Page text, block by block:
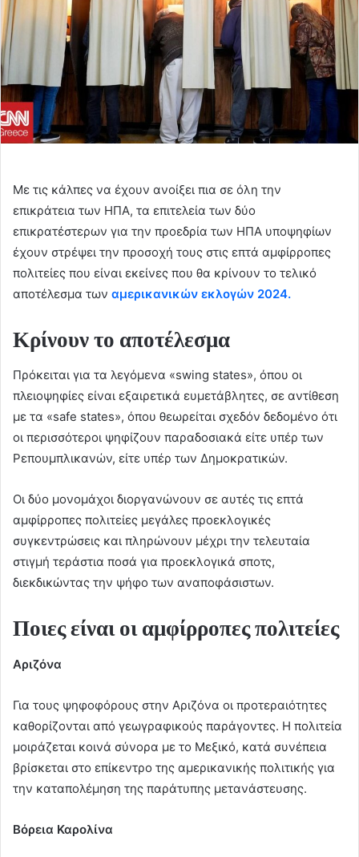
Με τις κάλπες να έχουν ανοίξει πια σε όλη την
επικράτεια των ΗΠΑ, τα επιτελεία των δύο
επικρατέστερων για την προεδρία των ΗΠΑ υποψηφίων
έχουν στρέψει την προσοχή τους στις επτά αμφίρροπες
πολιτείες που είναι εκείνες που θα κρίνουν το τελικό
αποτέλεσμα των αμερικανικών εκλογών 2024.
Κρίνουν το αποτέλεσμα
Πρόκειται για τα λεγόμενα «swing states», όπου οι
πλειοψηφίες είναι εξαιρετικά ευμετάβλητες, σε αντίθεση
με τα «safe states», όπου θεωρείται σχεδόν δεδομένο ότι
οι περισσότεροι ψηφίζουν παραδοσιακά είτε υπέρ των
Ρεπουμπλικανών, είτε υπέρ των Δημοκρατικών.
Οι δύο μονομάχοι διοργανώνουν σε αυτές τις επτά
αμφίρροπες πολιτείες μεγάλες προεκλογικές
συγκεντρώσεις και πληρώνουν μέχρι την τελευταία
στιγμή τεράστια ποσά για προεκλογικά σποτς,
διεκδικώντας την ψήφο των αναποφάσιστων.
Ποιες είναι οι αμφίρροπες πολιτείες
Αριζόνα
Για τους ψηφοφόρους στην Αριζόνα οι προτεραιότητες
καθορίζονται από γεωγραφικούς παράγοντες. Η πολιτεία
μοιράζεται κοινά σύνορα με το Μεξικό, κατά συνέπεια
βρίσκεται στο επίκεντρο της αμερικανικής πολιτικής για
την καταπολέμηση της παράτυπης μετανάστευσης.
Βόρεια Καρολίνα